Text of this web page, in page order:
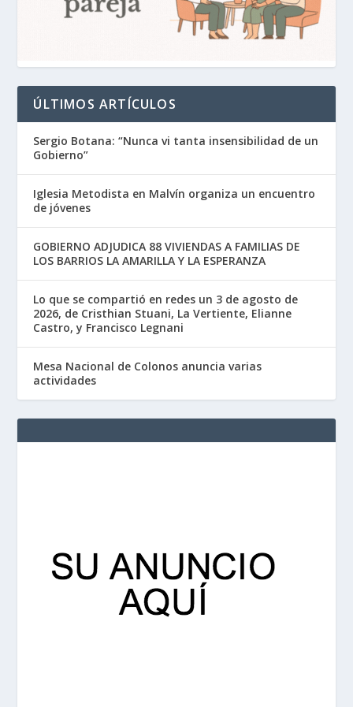
ÚLTIMOS ARTÍCULOS
Sergio Botana: “Nunca vi tanta insensibilidad de un
Gobierno”
Iglesia Metodista en Malvín organiza un encuentro
de jóvenes
GOBIERNO ADJUDICA 88 VIVIENDAS A FAMILIAS DE
LOS BARRIOS LA AMARILLA Y LA ESPERANZA
Lo que se compartió en redes un 3 de agosto de
2026, de Cristhian Stuani, La Vertiente, Elianne
Castro, y Francisco Legnani
Mesa Nacional de Colonos anuncia varias
actividades